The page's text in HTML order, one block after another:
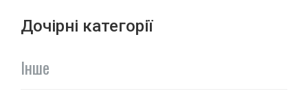
Дочірні категорії
Інше